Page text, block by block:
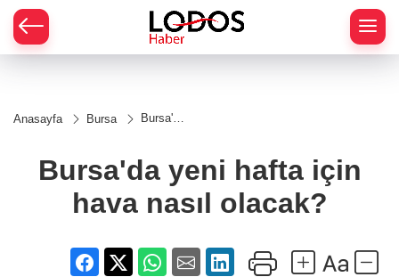
Anasayfa Bursa
Bursa'da
için
hava
olacak?
Bursa'da yeni hafta için
hava nasıl olacak?